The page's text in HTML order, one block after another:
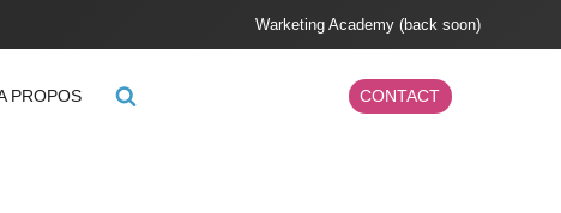
Warketing Academy (back soon)
PROPOS CONTACT